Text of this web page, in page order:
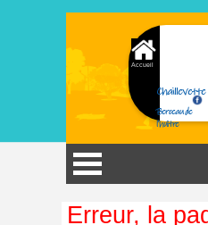
Accueil
Chaillevette
Berceau de
l'huître
Erreur, la